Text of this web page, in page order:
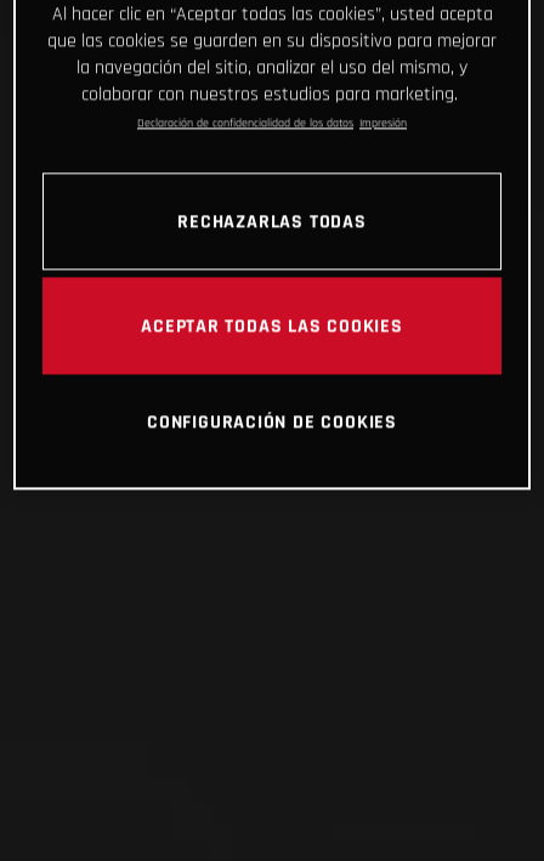
Al hacer clic en “Aceptar todas las cookies”, usted acepta
que las cookies se guarden en su dispositivo para mejorar
la navegación del sitio, analizar el uso del mismo, y
colaborar con nuestros estudios para marketing.
Declaración de confidencialidad de los datos Impresión
RECHAZARLAS TODAS
ACEPTAR TODAS LAS COOKIES
CONFIGURACIÓN DE COOKIES